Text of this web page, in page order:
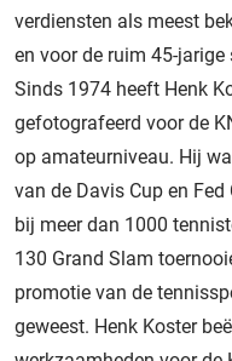
verdiensten als meest
en voor de ruim 45-jarige
Sinds 1974 heeft Henk
gefotografeerd voor de
op amateurniveau. Hij
van de Davis Cup en
bij meer dan 1000
130 Grand Slam
promotie van de
geweest. Henk Koster